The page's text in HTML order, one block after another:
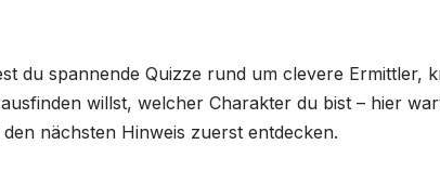
du spannende Quizze rund um clevere Ermittler,
willst, welcher Charakter du bist – hier
nächsten Hinweis zuerst entdecken.